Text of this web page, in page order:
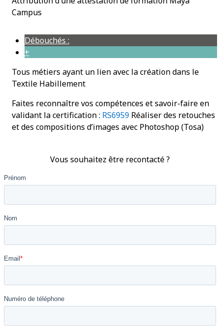
Campus
Débouchés :
+
Tous métiers ayant un lien avec la création dans le
Textile Habillement
Faites reconnaître vos compétences et savoir-faire en
validant la certification : RS6959 Réaliser des retouches
et des compositions d’images avec Photoshop (Tosa)
Vous souhaitez être recontacté ?